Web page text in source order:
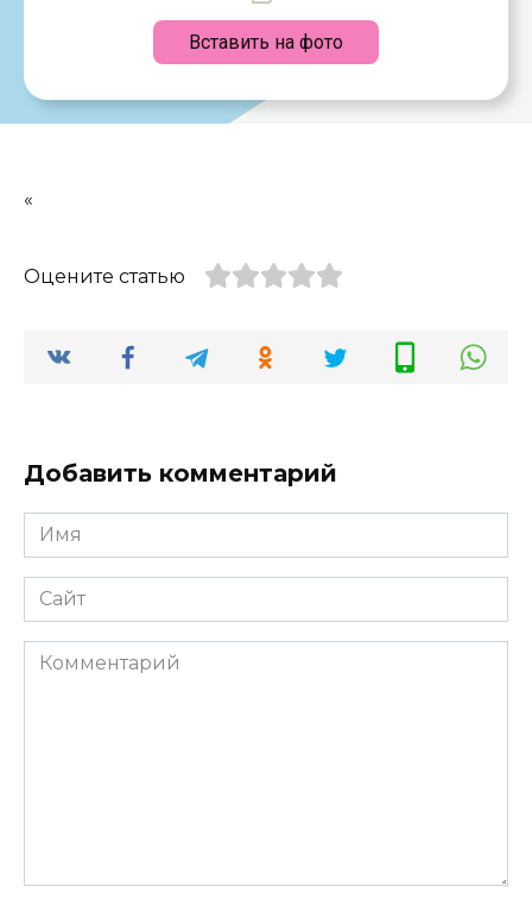
Вставить на фото
«
Оцените статью
Добавить комментарий
Имя
*
Сайт
Комментарий